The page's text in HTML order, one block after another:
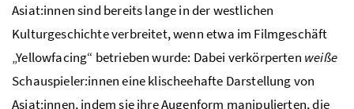
Asiat:innen sind bereits lange in der westlichen
Kulturgeschichte verbreitet, wenn etwa im Filmgeschäft
„Yellowfacing“ betrieben wurde: Dabei verkörperten weiße
Schauspieler:innen eine klischeehafte Darstellung von
Asiat:innen, indem sie ihre Augenform manipulierten, die